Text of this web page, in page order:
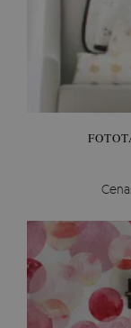
Cena: